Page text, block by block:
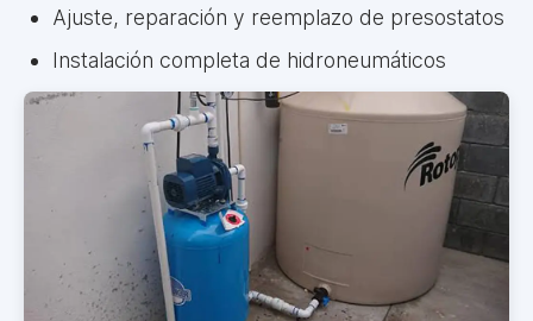
Ajuste, reparación y reemplazo de presostatos
Instalación completa de hidroneumáticos